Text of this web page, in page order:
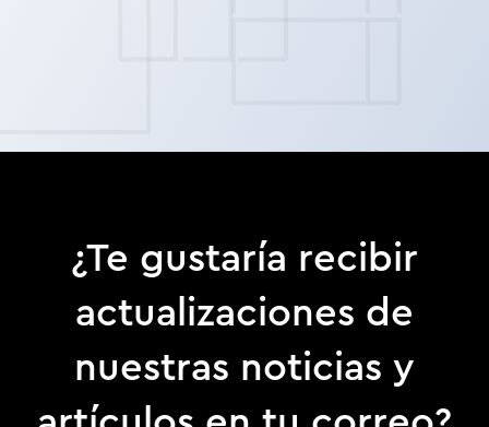
¿Te gustaría recibir
actualizaciones de
nuestras noticias y